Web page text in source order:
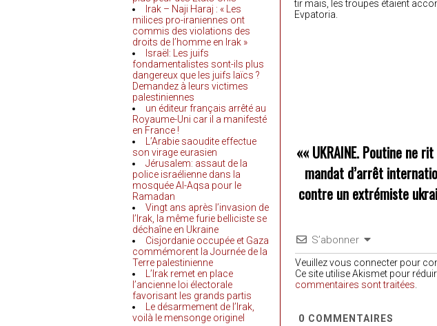
Irak – Naji Haraj : « Les
milices pro-iraniennes ont
commis des violations des
droits de l’homme en Irak »
Israël: Les juifs
fondamentalistes sont-ils plus
dangereux que les juifs laïcs ?
Demandez à leurs victimes
palestiniennes
un éditeur français arrêté au
Royaume-Uni car il a manifesté
en France !
L’Arabie saoudite effectue
son virage eurasien
Jérusalem: assaut de la
police israélienne dans la
mosquée Al-Aqsa pour le
Ramadan
Vingt ans après l’invasion de
l’Irak, la même furie belliciste se
déchaîne en Ukraine
Cisjordanie occupée et Gaza
commémorent la Journée de la
Terre palestinienne
L’Irak remet en place
l’ancienne loi électorale
favorisant les grands partis
Le désarmement de l’Irak,
voilà le mensonge originel
tir mais, les troupes étaient
Evpatoria.
«« UKRAINE. Poutine ne
mandat d’arrêt
contre un extrémiste
S’abonner
Veuillez vous connecter pour
Ce site utilise Akismet pour
commentaires sont traitées
0 COMMENTAIRES